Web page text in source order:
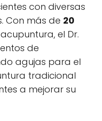
con diversas
Con más de 20
el Dr.
de
agujas para el
tradicional
a mejorar su